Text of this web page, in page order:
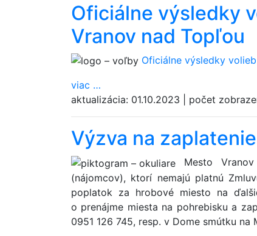
Oficiálne výsledky
Vranov nad Topľou
Oficiálne výsledky
viac …
aktualizácia: 01.10.2023 počet
Výzva na
Mesto
(nájomcov), ktorí nemajú platnú
poplatok za hrobové miesto na
o prenájme miesta na pohrebisku a
0951 126 745, resp. v Dome smútku